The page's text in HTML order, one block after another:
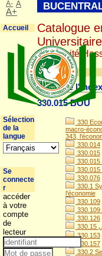
Détail de
330.015 BOU
330
macro-
343,
330.014
330.015
330.015
330.015
330.076
330.1
l'économie
330.109
330.109
330.126
330.153
330.157
330.2
Catalogue
Universitaire
Université
A- A
A+
Accueil
Sélection
de la
langue
Se
connecte
r
accéder
à votre
compte
de
lecteur